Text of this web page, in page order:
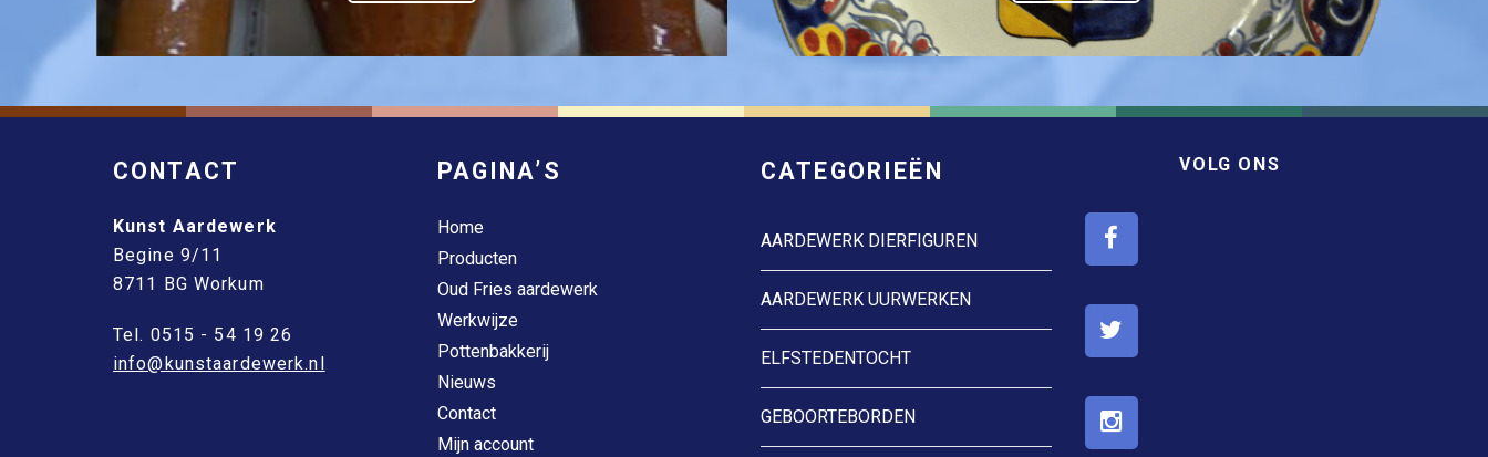
CONTACT
Kunst Aardewerk
Begine 9/11
8711 BG Workum
Tel. 0515 - 54 19 26
info@kunstaardewerk.nl
PAGINA’S
Home
Producten
Oud Fries aardewerk
Werkwijze
Pottenbakkerij
Nieuws
Contact
Mijn account
CATEGORIEËN
AARDEWERK DIERFIGUREN
AARDEWERK UURWERKEN
ELFSTEDENTOCHT
GEBOORTEBORDEN
VOLG ONS